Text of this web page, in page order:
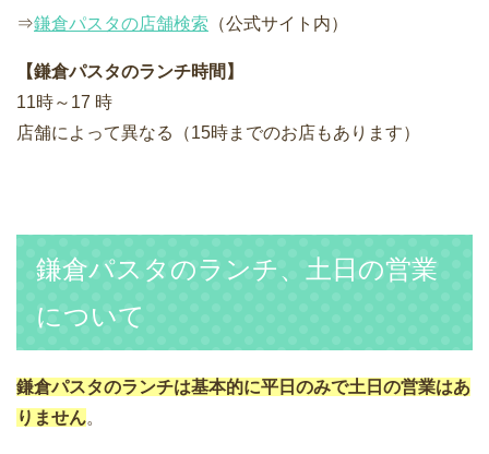
⇒鎌倉パスタの店舗検索 （公式サイト内）
【鎌倉パスタのランチ時間】
11時～17 時
店舗によって異なる（15時までのお店もあります）
鎌倉パスタのランチ、土日の営業
について
鎌倉パスタのランチは基本的に平日のみで土日の営業はあ
りません。